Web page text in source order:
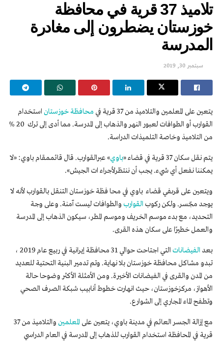
تلاميذ 37 قرية في محافظة
خوزستان يضطرون إلى مغادرة
المدرسة
سبتمبر 30, 2019
يتعين على المعلمين والتلاميذ من 37 قرية في محافظة خوزستان استخدام
القوارب أو الطوافات لعبور النهر والذهاب إلى المدرسة. مما أدى إلى ترك 20 %
من التلاميذ وخاصة التلميذات الدراسة.
يتم نقل سكان 37 قرية في قضاء « باوي» عبرالقوارب. قال قائممقام باوي: «لا
يمكننا نفعل أي شيء. يجب أن ننتظرلأجراء ات الجيش».
ويتعين على قرىفي قضاء باوي في محا فظة خوزستان التنقل بالقوارب لأنه لا
يوجد مجّسر. ولكن ركوب القوارب والطوافات ليست آمنة. وعلى وجة
التحديد، مع بدء موسم الخريف وموسم المطر، سيكون الذهاب إلى المدرسة
والعمل خطيرًا على سكان هذه القرى.
بعد الفيضانات
التي اجتاحت حوالي 31 محافظة إيرانية في ربيع عام 2019 ،
تبدو مشاكل محافظة خوزستان بلا نهاية. وتم تدمير البنية التحتية للعديد
من المدن والقرى في الفيضانات الأخيرة. ومن الأمثلة الأكثر وضوحا حالة
الأهواز، مركزخوزستان، حيث انهارت خطوط أنابيب شبكة الصرف الصحي
وتطفح الماء المجاري إلى الشوارع.
مع إزالة الجسر العائم في مدينة باوي، يتعين على المعلمين
والتلاميذ من 37
قرية في المحافظة استخدام القوارب للذهاب إلى المدرسة في العام الدراسي